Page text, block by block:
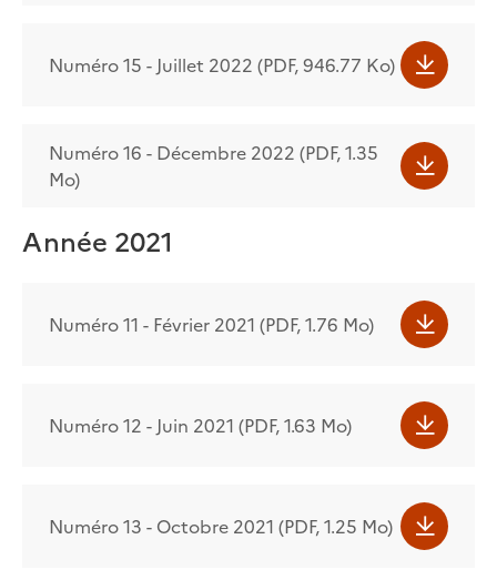
Numéro 15 - Juillet 2022 (PDF, 946.77 Ko)
Numéro 16 - Décembre 2022 (PDF, 1.35
Mo)
Année 2021
Numéro 11 - Février 2021 (PDF, 1.76 Mo)
Numéro 12 - Juin 2021 (PDF, 1.63 Mo)
Numéro 13 - Octobre 2021 (PDF, 1.25 Mo)